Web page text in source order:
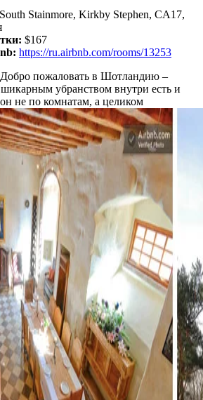
South Stainmore, Kirkby Stephen, CA17,
$167
https://ru.airbnb.com/rooms/13253
пожаловать в Шотландию –
убранством внутри есть и
он не по комнатам, а целиком